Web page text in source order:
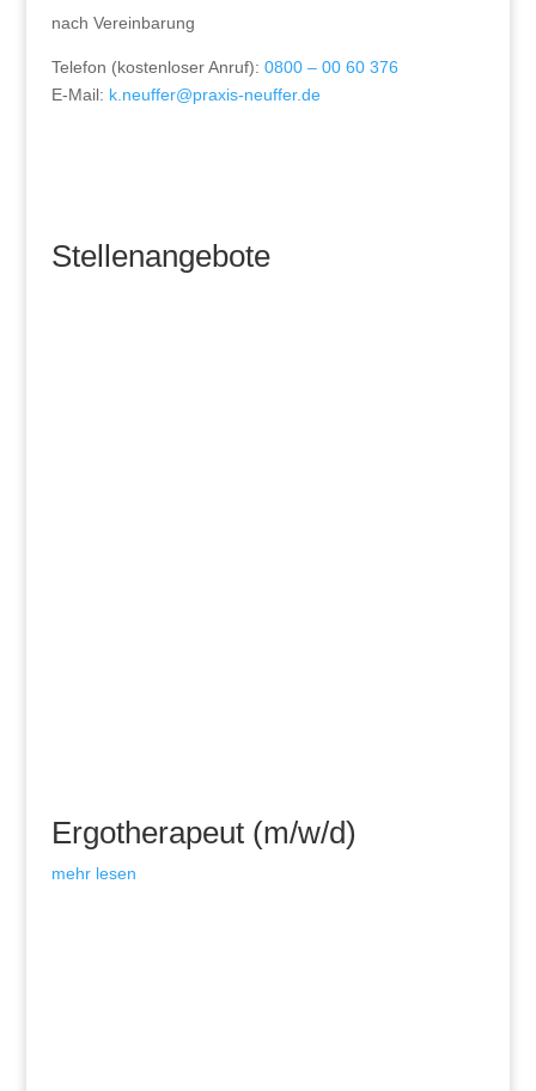
nach Vereinbarung
Telefon (kostenloser Anruf): 0800 – 00 60 376
E-Mail: k.neuffer@praxis-neuffer.de
Stellenangebote
Ergotherapeut (m/w/d)
mehr lesen